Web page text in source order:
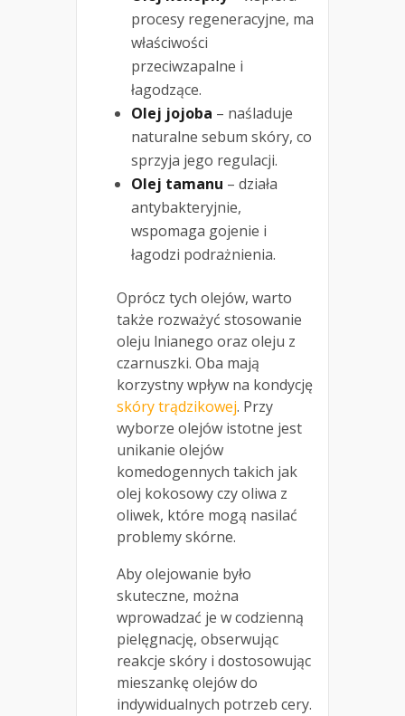
procesy regeneracyjne, ma
właściwości
przeciwzapalne i
łagodzące.
Olej jojoba – naśladuje
naturalne sebum skóry, co
sprzyja jego regulacji.
Olej tamanu – działa
antybakteryjnie,
wspomaga gojenie i
łagodzi podrażnienia.
Oprócz tych olejów, warto
także rozważyć stosowanie
oleju lnianego oraz oleju z
czarnuszki. Oba mają
korzystny wpływ na kondycję
skóry trądzikowej. Przy
wyborze olejów istotne jest
unikanie olejów
komedogennych takich jak
olej kokosowy czy oliwa z
oliwek, które mogą nasilać
problemy skórne.
Aby olejowanie było
skuteczne, można
wprowadzać je w codzienną
pielęgnację, obserwując
reakcje skóry i dostosowując
mieszankę olejów do
indywidualnych potrzeb cery.